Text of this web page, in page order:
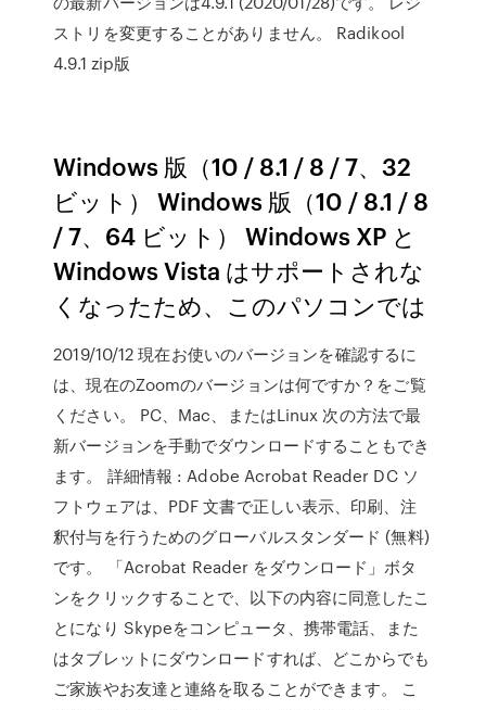
ストリを変更することがありません。 Radikool
4.9.1 zip版
Windows 版（10 / 8.1 / 8 / 7、32
ビット） Windows 版（10 / 8.1 / 8
/ 7、64 ビット） Windows XP と
Windows Vista はサポートされな
くなったため、このパソコンでは
2019/10/12 現在お使いのバージョンを確認するに
は、現在のZoomのバージョンは何ですか？をご覧
ください。 PC、Mac、またはLinux 次の方法で最
新バージョンを手動でダウンロードすることもでき
ます。 詳細情報 : Adobe Acrobat Reader DC ソ
フトウェアは、PDF 文書で正しい表示、印刷、注
釈付与を行うためのグローバルスタンダード (無料)
です。 「Acrobat Reader をダウンロード」ボタ
ンをクリックすることで、以下の内容に同意したこ
とになり Skypeをコンピュータ、携帯電話、また
はタブレットにダウンロードすれば、どこからでも
ご家族やお友達と連絡を取ることができます。 こ